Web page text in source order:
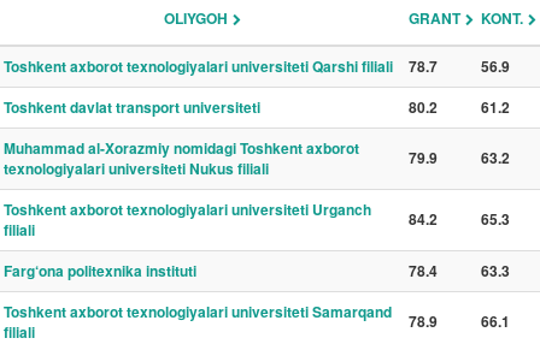
OLIYGOH GRANT KONT.
Toshkent axborot texnologiyalari universiteti Qarshi filiali 78.7
56.9
Toshkent davlat transport universiteti
80.2
61.2
Muhammad al-Xorazmiy nomidagi Toshkent axborot
texnologiyalari universiteti Nukus filiali
79.9 63.2
Toshkent axborot texnologiyalari universiteti Urganch
filiali
84.2 65.3
Farg‘ona politexnika instituti 78.4
63.3
Toshkent axborot texnologiyalari universiteti Samarqand
filiali
78.9 66.1